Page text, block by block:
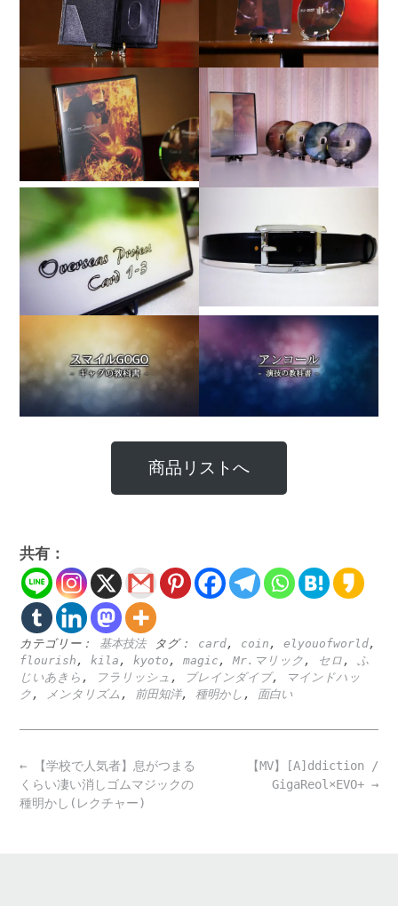
商品リストへ
共有：
カテゴリー： 基本技法 タグ： card, coin , elyouofworld,
flourish , kila , kyoto , magic , Mr.マリック , セロ , ふ
じいあきら , フラリッシュ , ブレインダイブ,
マインドハッ
ク , メンタリズム , 前田知洋, 種明かし , 面白い
Post
navigation
【MV】[A]ddiction /
GigaReol×EVO+ →
← 【学校で人気者】息がつまる
くらい凄い消しゴムマジックの
種明かし(レクチャー)